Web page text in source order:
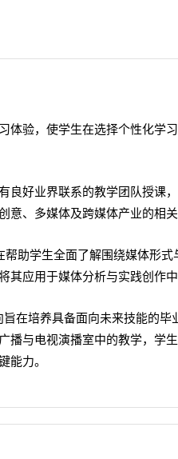
验，使学生在选择个性化学
好业界联系的教学团队授课
、多媒体及跨媒体产业的相关
帮助学生全面了解围绕媒体形
应用于媒体分析与实践创作中
旨在培养具备面向未来技能的
播与电视演播室中的教学，学
能力。